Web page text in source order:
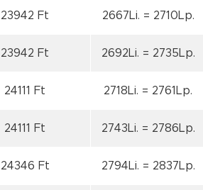
23942 Ft 2667Li. = 2710Lp.
23942 Ft 2692Li. = 2735Lp.
24111 Ft 2718Li. = 2761Lp.
24111 Ft 2743Li. = 2786Lp.
24346 Ft 2794Li. = 2837Lp.